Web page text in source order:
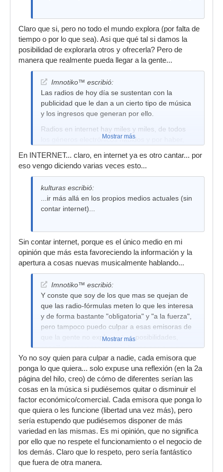
Claro que si, pero no todo el mundo explora (por falta de
tiempo o por lo que sea). Asi que qué tal si damos la
posibilidad de explorarla otros y ofrecerla? Pero de
manera que realmente pueda llegar a la gente...
Imnotiko™ escribió:
Las radios de hoy día se sustentan con la
publicidad que le dan a un cierto tipo de música
y los ingresos que generan por ello.
Radios en internet hay miles y miles, de todos
los géneros electrónicos habidos y por haber,
pastel...si esa gente a la que te refieres no
explora, las radios no tienen la culpa.
Mostrar más
En INTERNET... claro, en internet ya es otro cantar... por
eso vengo diciendo varias veces esto...
kulturas escribió:
...ir más allá en los propios medios actuales (sin
contar internet)...
Sin contar internet, porque es el único medio en mi
opinión que más esta favoreciendo la información y la
apertura a cosas nuevas musicalmente hablando...
Imnotiko™ escribió:
Y conste que soy de los que mas se quejan de
que las radio-fórmulas meten lo que les interesa
y de forma bastante "obligatoria" y "a la fuerza",
pero tampoco puedo culpar a esas emisoras de
que la gente no explore otras posibilidades,
sencillamente porque no lo hacen por que no
quieren, no creo que cada vez que busquen en
google radio de música underground, les salte
un antivirus, se les cierre el navegador, o les de
un pantallazo azul...pienso.
Mostrar más
Yo no soy quien para culpar a nadie, cada emisora que
ponga lo que quiera... solo expuse una reflexión (en la 2a
página del hilo, creo) de cómo de diferentes serían las
cosas en la música si pudiésemos quitar o disminuir el
factor económico/comercial. Cada emisora que ponga lo
que quiera o les funcione (libertad una vez más), pero
sería estupendo que pudiésemos disponer de más
variedad en las mismas. Es mi opinión, que no significa
por ello que no respete el funcionamiento o el negocio de
los demás. Claro que lo respeto, pero sería fantástico
que fuera de otra manera.